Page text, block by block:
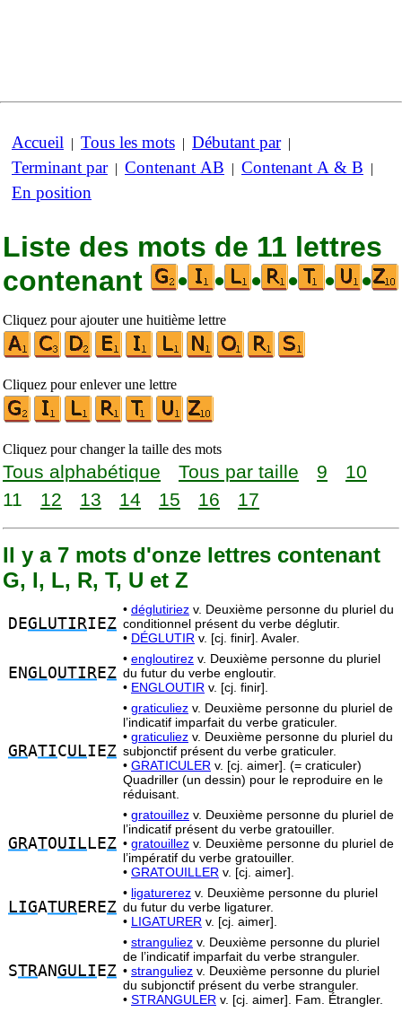
Accueil | Tous les mots | Débutant par|
Terminant par| Contenant AB | Contenant A & B |
En position
Liste des mots de 11 lettres
contenant
• • • • • •
Cliquez pour ajouter une huitième lettre
Cliquez pour enlever une lettre
Cliquez pour changer la taille des mots
Tous alphabétique Tous par taille 9
10
11
12 13 14 15 16 17
Il y a 7 mots d'onze lettres contenant
G, I, L, R, T, U et Z
DEGLUTIRIEZ
• déglutiriez v. Deuxième personne du pluriel du
conditionnel présent du verbe déglutir.
• DÉGLUTIR v. [cj. finir]. Avaler.
ENGLOUTIREZ
• engloutirez v. Deuxième personne du pluriel
du futur du verbe engloutir.
• ENGLOUTIR v. [cj. finir].
GRATICULIEZ
• graticuliez v. Deuxième personne du pluriel de
l’indicatif imparfait du verbe graticuler.
• graticuliez v. Deuxième personne du pluriel du
subjonctif présent du verbe graticuler.
• GRATICULER v. [cj. aimer]. (= craticuler)
Quadriller (un dessin) pour le reproduire en le
réduisant.
GRATOUIL LEZ
• gratouillez v. Deuxième personne du pluriel de
l’indicatif présent du verbe gratouiller.
• gratouillez v. Deuxième personne du pluriel de
l’impératif du verbe gratouiller.
• GRATOUILLER v. [cj. aimer].
LIGATUREREZ
• ligaturerez v. Deuxième personne du pluriel
du futur du verbe ligaturer.
• LIGATURER v. [cj. aimer].
STRANGULI EZ
• stranguliez v. Deuxième personne du pluriel
de l’indicatif imparfait du verbe stranguler.
• stranguliez v. Deuxième personne du pluriel
du subjonctif présent du verbe stranguler.
• STRANGULER v. [cj. aimer]. Fam. Étrangler.